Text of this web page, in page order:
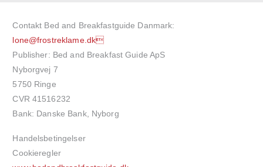
Contakt Bed and Breakfastguide Danmark:
lone@frostreklame.dk
Publisher: Bed and Breakfast Guide ApS
Nyborgvej 7
5750 Ringe
CVR 41516232
Bank: Danske Bank, Nyborg
Handelsbetingelser
Cookieregler